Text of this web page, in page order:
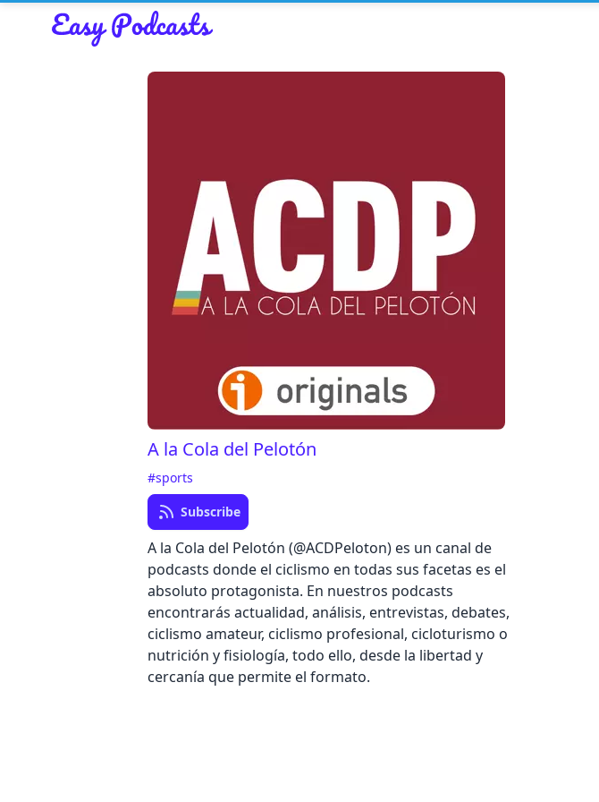
A la Cola del Pelotón
#sports
Subscribe
A la Cola del Pelotón (@ACDPeloton) es un canal de
podcasts donde el ciclismo en todas sus facetas es el
absoluto protagonista. En nuestros podcasts
encontrarás actualidad, análisis, entrevistas, debates,
ciclismo amateur, ciclismo profesional, cicloturismo o
nutrición y fisiología, todo ello, desde la libertad y
cercanía que permite el formato.
Cancel